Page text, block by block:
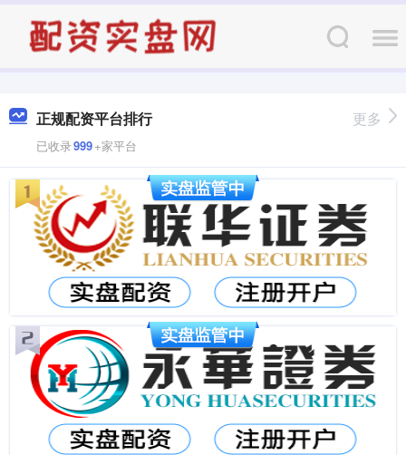
正规配资平台排行
已收录999+家平台
更多